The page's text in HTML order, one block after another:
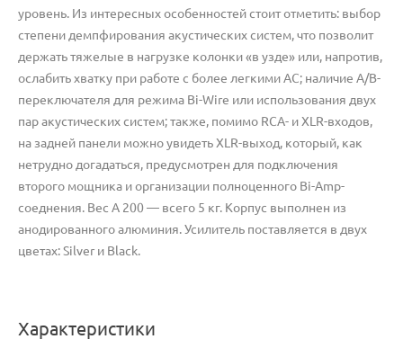
уровень. Из интересных особенностей стоит отметить: выбор
степени демпфирования акустических систем, что позволит
держать тяжелые в нагрузке колонки «в узде» или, напротив,
ослабить хватку при работе с более легкими АС; наличие A/B-
переключателя для режима Bi-Wire или использования двух
пар акустических систем; также, помимо RCA- и XLR-входов,
на задней панели можно увидеть XLR-выход, который, как
нетрудно догадаться, предусмотрен для подключения
второго мощника и организации полноценного Bi-Amp-
соеднения. Вес А 200 — всего 5 кг. Корпус выполнен из
анодированного алюминия. Усилитель поставляется в двух
цветах: Silver и Black.
Характеристики